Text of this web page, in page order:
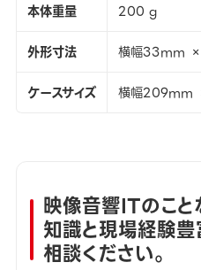
本体重量
200 g
外形寸法
横幅33mm
ケースサイズ
横幅209mm
映像音響ITのこと
知識と現場経験
相談ください。